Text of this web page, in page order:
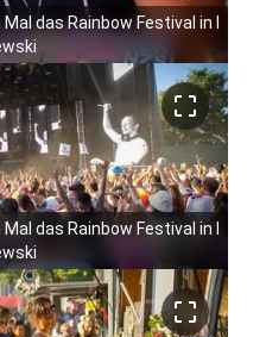
das Rainbow Festival in
crop_free
das Rainbow Festival in
crop_free